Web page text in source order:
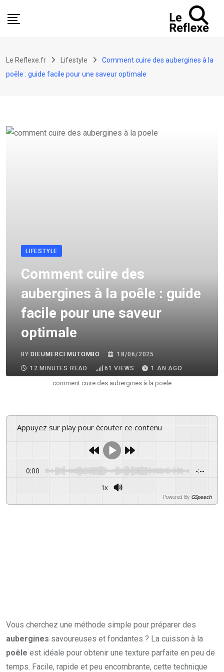
Le Reflexe.fr Lifestyle
Comment cuire des aubergines à la
poêle : guide facile pour une saveur optimale
LIFESTYLE
Comment cuire des
aubergines à la poêle : guide
facile pour une saveur
optimale
BY DIEUMERCI MUTOMBO
18/06/2025
12 MINUTES READ
61 VIEWS 1 AN AGO
comment cuire des aubergines à la poele
Appuyez sur play pour écouter ce contenu
0:00 -:--
1x
Powered By GSpeech
Vous cherchez une méthode simple pour préparer des
aubergines savoureuses et fondantes ? La cuisson à la
poêle est idéale pour obtenir une texture parfaite en peu de
temps. Facile, rapide et peu encombrante, cette technique